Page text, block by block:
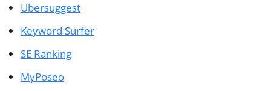
Ubersuggest
Keyword Surfer
SE Ranking
MyPoseo